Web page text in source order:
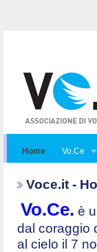
Home Vo.Ce
Voce.it -
Vo.Ce. è
dal coraggio
al cielo il 7